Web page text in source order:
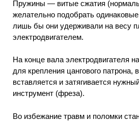
Пружины — витые сжатия
желательно подобрать
лишь бы они удерживали на весу
электродвигателем.
На конце вала электродвигателя
для крепления цангового патрона,
вставляется и затягивается
инструмент (фреза).
Во избежание травм и поломки